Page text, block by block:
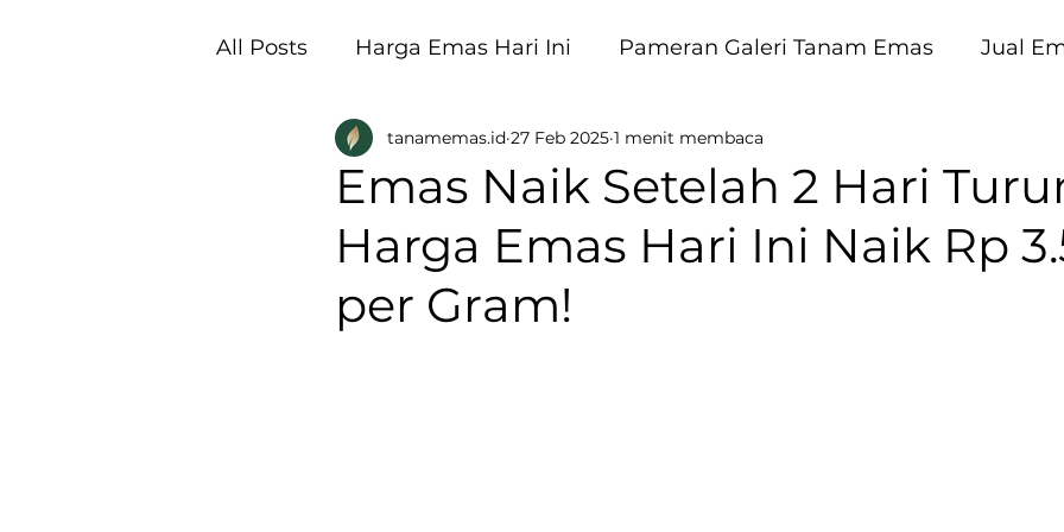
All Posts Harga Emas Hari Ini Pameran Galeri Tanam Emas Jual
Pembukaan Galeri Tanam Emas
Emas Naik Setelah 2 Hari
Harga Emas Hari Ini Naik Rp
per Gram!
tanamemas.id 27 Feb 2025 1 menit membaca